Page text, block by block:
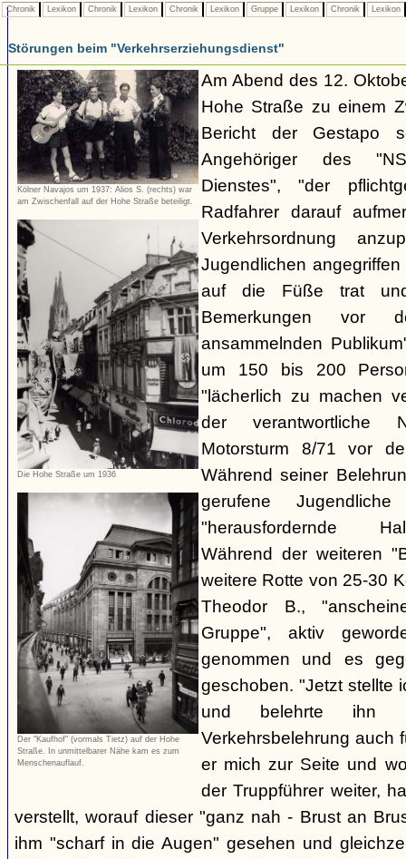
Chronik Lexikon Chronik Lexikon Chronik Lexikon Gruppe Lexikon Chronik Lexikon
Störungen beim "Verkehrserziehungsdienst"
Kölner Navajos um 1937: Alios S. (rechts) war
am Zwischenfall auf der Hohe Straße beteiligt.
Die Hohe Straße um 1936
Der "Kaufhof" (vormals Tietz) auf der Hohe
Straße. In unmittelbarer Nähe kam es zum
Menschenauflauf.
Am Abend des 12.
Hohe Straße zu einem
Bericht der Gestapo
Angehöriger des
Dienstes", "der
Radfahrer darauf
Verkehrsordnung
Jugendlichen
auf die Füße trat und
Bemerkungen vor
ansammelnden
um 150 bis 200
"lächerlich zu machen
der verantwortliche
Motorsturm 8/71 vor
Während seiner
gerufene
"herausfordernde
Während der weiteren
weitere Rotte von 25-30
Theodor B.,
Gruppe", aktiv
genommen und es
geschoben. "Jetzt stellte
und belehrte ihn
Verkehrsbelehrung auch
er mich zur Seite und
der Truppführer weiter,
verstellt, worauf dieser "ganz nah - Brust an
ihm "scharf in die Augen" gesehen und